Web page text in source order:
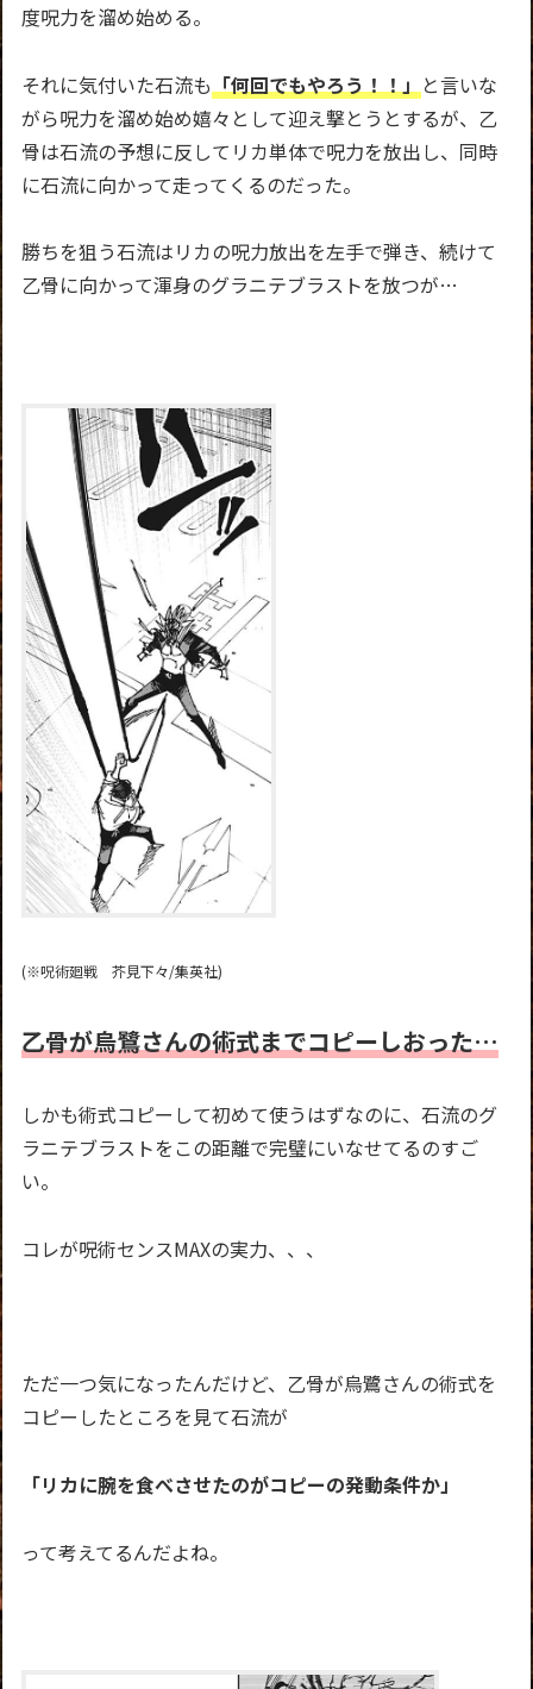
度呪力を溜め始める。
それに気付いた石流も 「何回でもやろう！！」 と言いな
がら呪力を溜め始め嬉々として迎え撃とうとするが、 乙
骨は石流の予想に反してリカ単体で呪力を放出し、同時
に石流に向かって走ってくるのだった。
勝ちを狙う石流はリカの呪力放出を左手で弾き、続けて
乙骨に向かって渾身のグラニテブラストを放つが…
(※呪術廻戦 芥見下々/集英社)
乙骨が烏鷺さんの術式までコピーしおった…
しかも術式コピーして初めて使うはずなのに、石流のグ
ラニテブラストを この距離で完璧にいなせてるのすご
い。
コレが呪術センスMAXの実力、、、
ただ一つ気になったんだけど、乙骨が烏鷺さんの術式を
コピーしたところを見て石流が
「リカに腕を食べさせたのがコピーの発動条件か」
って考えてるんだよね。